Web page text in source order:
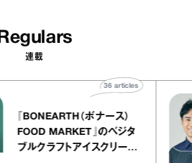
Regulars
連載
『BONEARTH（ボナース）
FOOD MARKET』のベジタ
ブルクラフトアイスクリーム
36articles